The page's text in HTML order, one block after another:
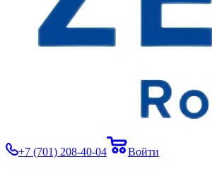
+7 (701) 208-40-04
Войти